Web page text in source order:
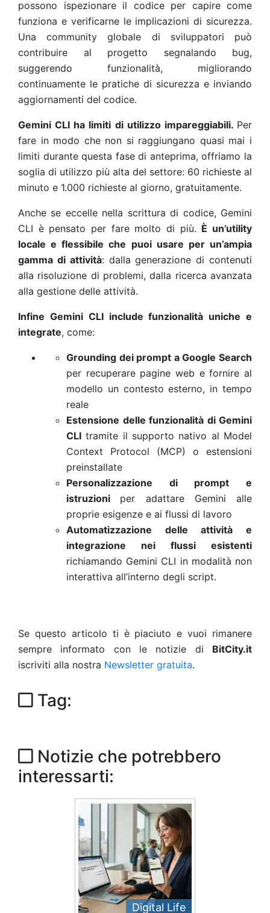
possono ispezionare il codice per capire come
funziona e verificarne le implicazioni di sicurezza.
Una community globale di sviluppatori può
contribuire al progetto segnalando bug,
suggerendo funzionalità, migliorando
continuamente le pratiche di sicurezza e inviando
aggiornamenti del codice.
Gemini CLI ha limiti di utilizzo impareggiabili. Per
fare in modo che non si raggiungano quasi mai i
limiti durante questa fase di anteprima, offriamo la
soglia di utilizzo più alta del settore: 60 richieste al
minuto e 1.000 richieste al giorno, gratuitamente.
Anche se eccelle nella scrittura di codice, Gemini
CLI è pensato per fare molto di più. È un’utility
locale e flessibile che puoi usare per un’ampia
gamma di attività: dalla generazione di contenuti
alla risoluzione di problemi, dalla ricerca avanzata
alla gestione delle attività.
Infine Gemini CLI include funzionalità uniche e
integrate, come:
Grounding dei prompt a Google Search
per recuperare pagine web e fornire al
modello un contesto esterno, in tempo
reale
Estensione delle funzionalità di Gemini
CLI tramite il supporto nativo al Model
Context Protocol (MCP) o estensioni
preinstallate
Personalizzazione di prompt e
istruzioni per adattare Gemini alle
proprie esigenze e ai flussi di lavoro
Automatizzazione delle attività e
integrazione nei flussi esistenti
richiamando Gemini CLI in modalità non
interattiva all’interno degli script.
Se questo articolo ti è piaciuto e vuoi rimanere
sempre informato con le notizie di BitCity.it
iscriviti alla nostra Newsletter gratuita.
Tag:
Notizie che potrebbero
interessarti:
Digital Life